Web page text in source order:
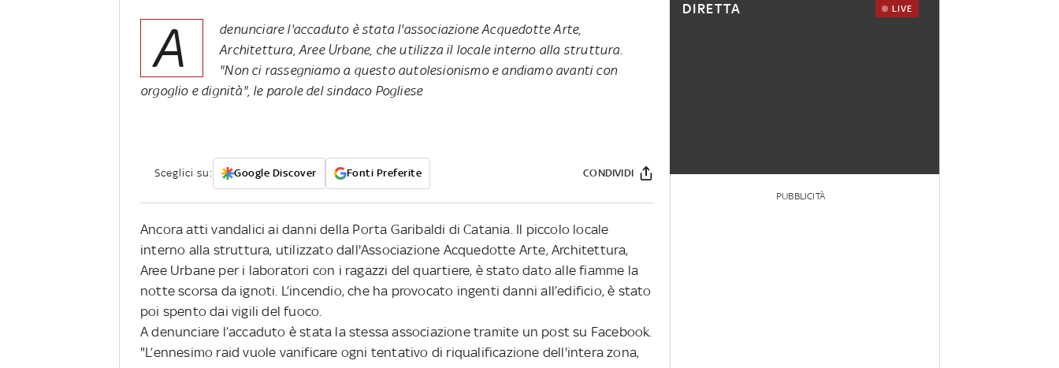
A
denunciare l'accaduto è stata l'associazione Acquedotte Arte,
Architettura, Aree Urbane, che utilizza il locale interno alla struttura.
"Non ci rassegniamo a questo autolesionismo e andiamo avanti con
orgoglio e dignità", le parole del sindaco Pogliese
Sceglici su: Google Discover Fonti Preferite CONDIVIDI
Ancora atti vandalici ai danni della Porta Garibaldi di Catania. Il piccolo locale
interno alla struttura, utilizzato dall'Associazione Acquedotte Arte, Architettura,
Aree Urbane per i laboratori con i ragazzi del quartiere, è stato dato alle fiamme la
notte scorsa da ignoti. L’incendio, che ha provocato ingenti danni all’edificio, è stato
poi spento dai vigili del fuoco.
A denunciare l’accaduto è stata la stessa associazione tramite un post su Facebook.
"L’ennesimo raid vuole vanificare ogni tentativo di riqualificazione dell'intera zona,
DIRETTA LIVE
PUBBLICITÀ